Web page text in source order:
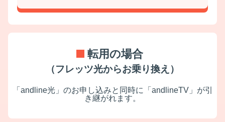
転用の場合
（フレッツ光からお乗り換え）
「andline光」のお申し込みと同時に「andlineTV」が引
き継がれます。